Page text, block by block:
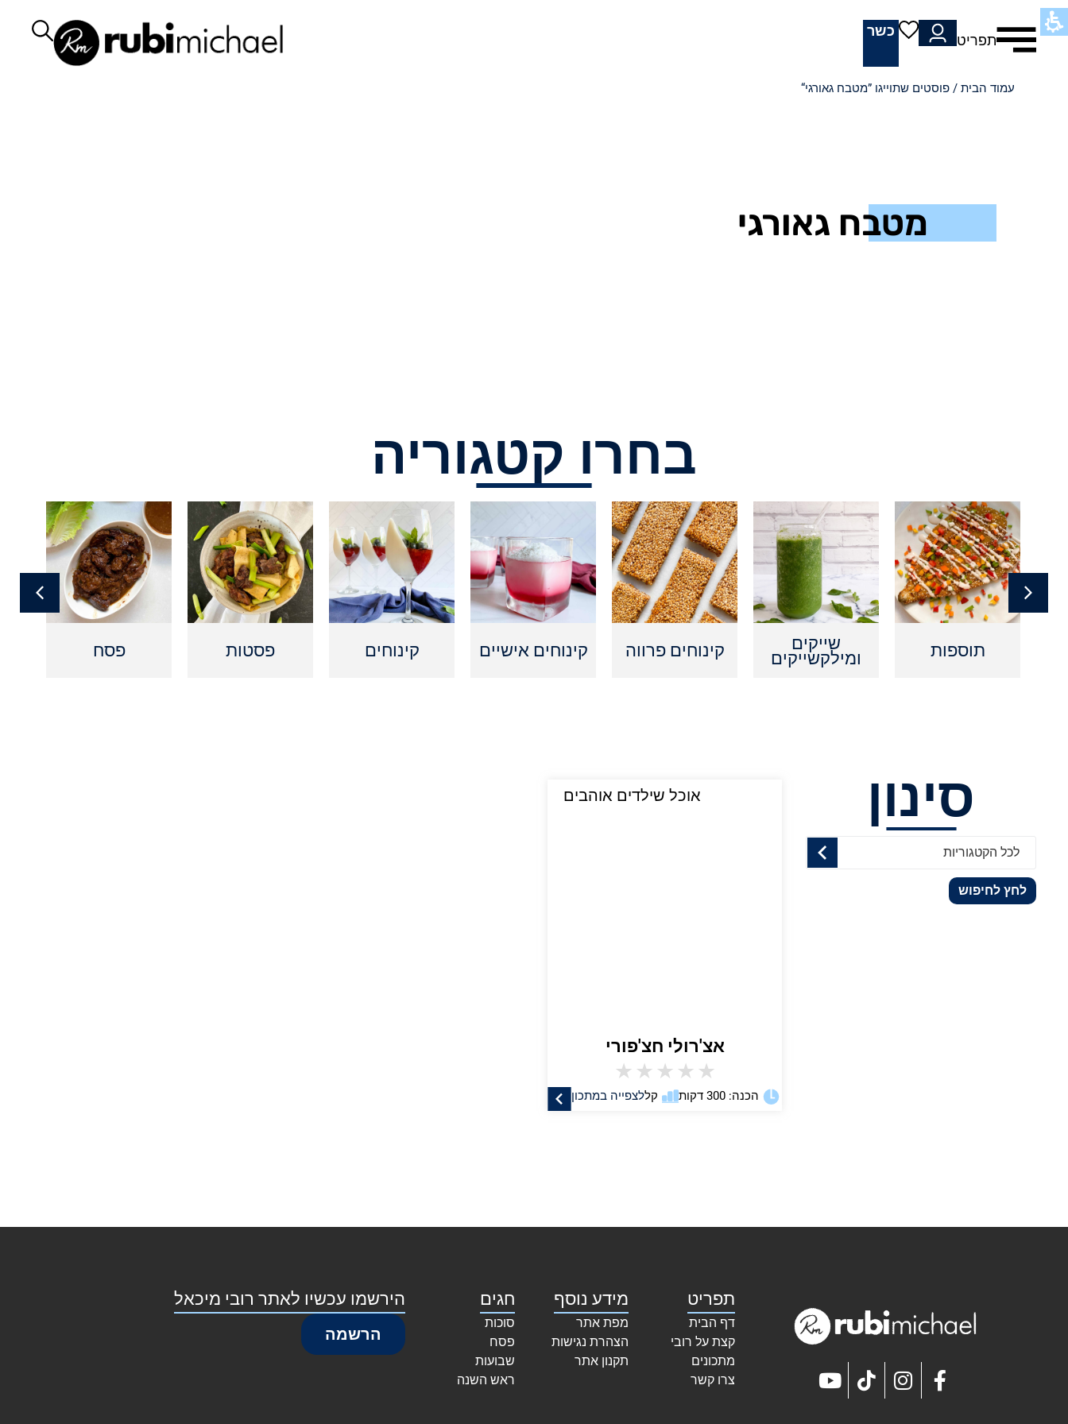
תפריט
כשר
עמוד הבית / פוסטים שתוייגו ”מטבח גאורגי“
מטבח גאורגי
בחרו קטגוריה
תוספות שייקים
ומילקשייקים קינוחים פרווה קינוחים אישיים קינוחים פסטות פסח
סינון
לכל הקטגוריות
לחץ לחיפוש
אוכל שילדים אוהבים
אצ'רולי חצ'פורי
★
★
★
★
★
לצפייה במתכון הכנה: 300 דקות קל
תפריט
דף הבית
קצת על רובי
מתכונים
צרו קשר
מידע נוסף
מפת אתר
הצהרת נגישות
תקנון אתר
חגים
סוכות
פסח
שבועות
ראש השנה
הירשמו עכשיו לאתר רובי מיכאל
הרשמה